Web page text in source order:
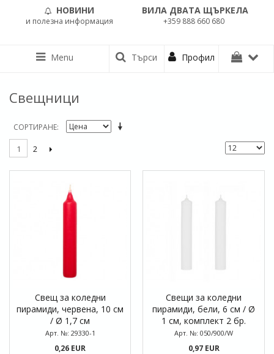
НОВИНИ
и полезна информация
ВИЛА ДВАТА ЩЪРКЕЛА
+359 888 660 680
Menu Търси Профил
Свещници
СОРТИРАНЕ
1 2
Свещ за коледни
пирамиди, червена, 10 см
/ Ø 1,7 см
Арт. №: 29330-1
0,26 EUR
Свещи за коледни
пирамиди, бели, 6 см / Ø
1 см, комплект 2 бр.
Арт. №: 050/900/W
0,97 EUR